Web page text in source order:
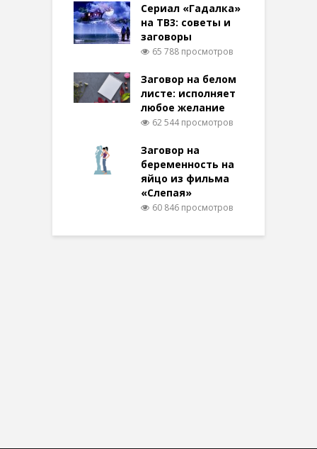
Сериал «Гадалка»
на ТВ3: советы и
заговоры
65 788 просмотров
Заговор на белом
листе: исполняет
любое желание
62 544 просмотров
Заговор на
беременность на
яйцо из фильма
«Слепая»
60 846 просмотров